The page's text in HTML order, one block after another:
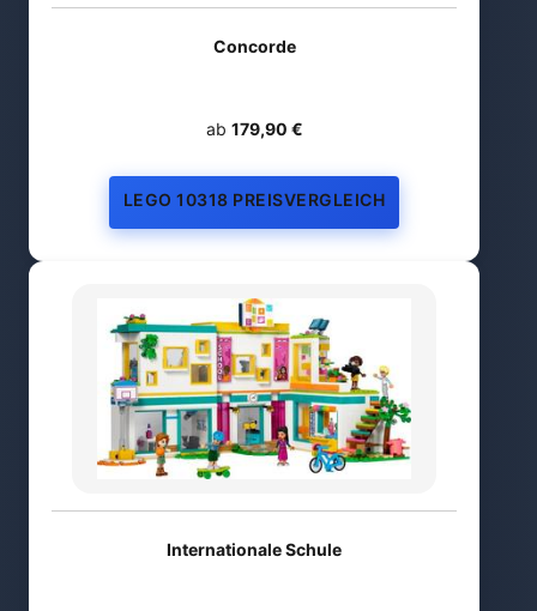
Concorde
ab 179,90 €
LEGO 10318 PREISVERGLEICH
Internationale Schule